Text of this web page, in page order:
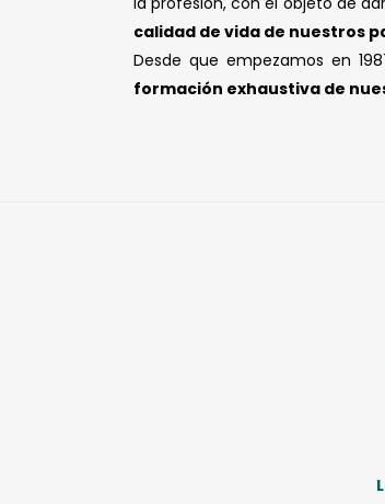
calidad de vida de nuestros
Desde que empezamos en
formación exhaustiva de